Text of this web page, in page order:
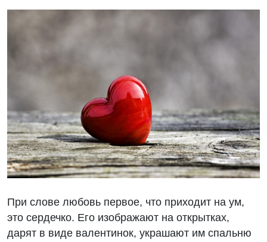
При слове любовь первое, что приходит на ум,
это сердечко. Его изображают на открытках,
дарят в виде валентинок, украшают им спальню